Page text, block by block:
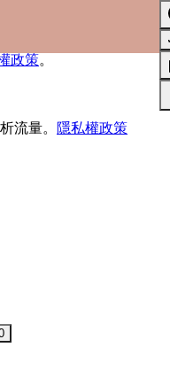
並分析網站流量。
政策。
流量。 隱私權政策